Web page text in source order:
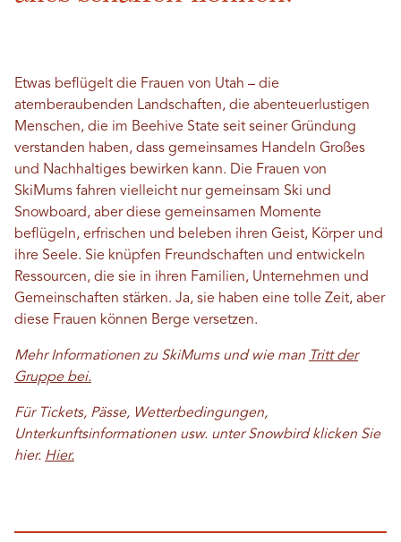
Etwas beflügelt die Frauen von Utah – die
atemberaubenden Landschaften, die abenteuerlustigen
Menschen, die im Beehive State seit seiner Gründung
verstanden haben, dass gemeinsames Handeln Großes
und Nachhaltiges bewirken kann. Die Frauen von
SkiMums fahren vielleicht nur gemeinsam Ski und
Snowboard, aber diese gemeinsamen Momente
beflügeln, erfrischen und beleben ihren Geist, Körper und
ihre Seele. Sie knüpfen Freundschaften und entwickeln
Ressourcen, die sie in ihren Familien, Unternehmen und
Gemeinschaften stärken. Ja, sie haben eine tolle Zeit, aber
diese Frauen können Berge versetzen.
Mehr Informationen zu SkiMums und wie man Tritt der
Gruppe bei.
Für Tickets, Pässe, Wetterbedingungen,
Unterkunftsinformationen usw. unter Snowbird klicken Sie
hier. Hier.